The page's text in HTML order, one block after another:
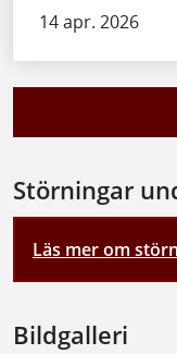
14 apr. 2026
Störningar
Läs mer om
Bildgalleri